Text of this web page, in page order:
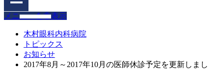
メニューを非表示
木村眼科内科病院
トピックス
お知らせ
2017年8月～2017年10月の医師休診予定を更新しまし